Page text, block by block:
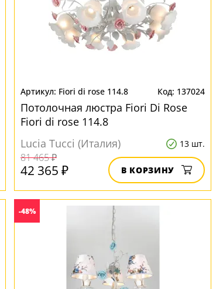
Fiori di rose 114.8 137024
Потолочная люстра Fiori Di Rose
Fiori di rose 114.8
Lucia Tucci (Италия)
13 шт.
81 465 ₽
42 365 ₽ В КОРЗИНУ
-48%